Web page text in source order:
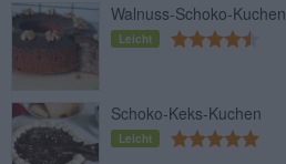
Walnuss-Schoko-Kuchen
Leicht
Schoko-Keks-Kuchen
Leicht